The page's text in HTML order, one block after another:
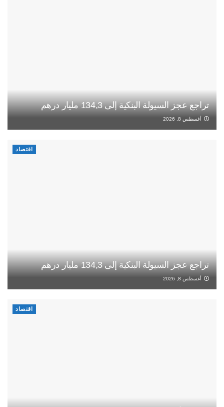
تراجع عجز السيولة البنكية إلى 134,3 مليار درهم
أغسطس 8, 2026
اقتصاد
تراجع عجز السيولة البنكية إلى 134,3 مليار درهم
أغسطس 8, 2026
اقتصاد